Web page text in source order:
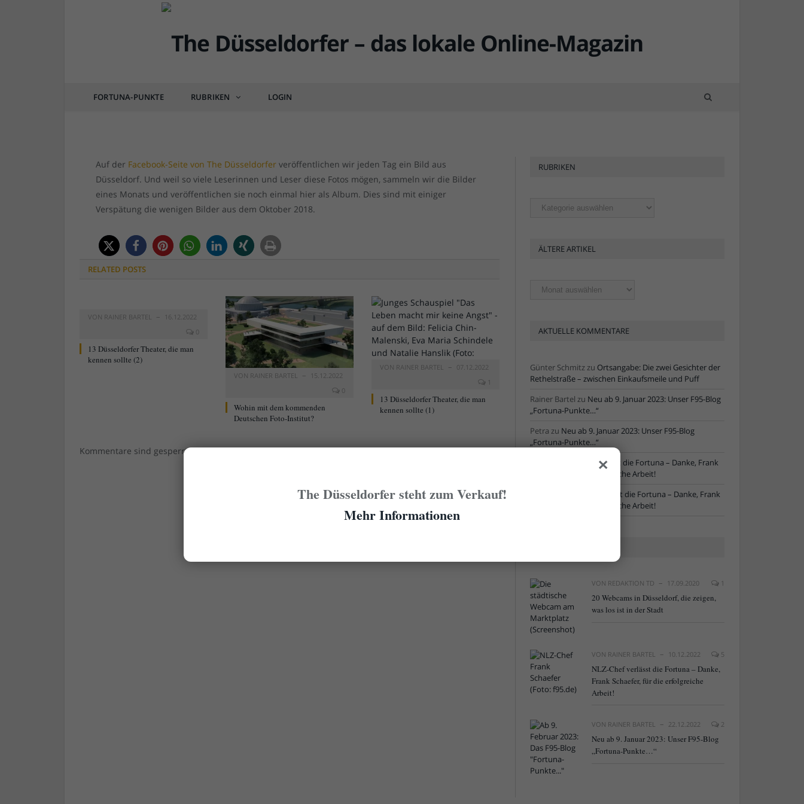
FORTUNA-PUNKTE RUBRIKEN LOGIN
Auf der Facebook-Seite von The Düsseldorfer veröffentlichen wir jeden Tag ein Bild aus
Düsseldorf. Und weil so viele Leserinnen und Leser diese Fotos mögen, sammeln wir die Bilder
eines Monats und veröffentlichen sie noch einmal hier als Album. Dies sind mit einiger
Verspätung die wenigen Bilder aus dem Oktober 2018.
RELATED POSTS
VON RAINER BARTEL
16.12.2022
0
13 Düsseldorfer Theater, die man
kennen sollte (2)
VON RAINER BARTEL
15.12.2022
0
Wohin mit dem kommenden
Deutschen Foto-Institut?
VON RAINER BARTEL
07.12.2022
1
13 Düsseldorfer Theater, die man
kennen sollte (1)
Kommentare sind gesperrt.
RUBRIKEN
Rubriken
ÄLTERE ARTIKEL
Ältere
AKTUELLE KOMMENTARE
Günter Schmitzzu Ortsangabe: Die zwei Gesichter der
Rethelstraße – zwischen Einkaufsmeile und Puff
Rainer Bartel zu Neu ab 9. Januar 2023: Unser F95-Blog
„Fortuna-Punkte…“
Petra zu Neu ab 9. Januar 2023: Unser F95-Blog
„Fortuna-Punkte…“
NLZ-Chef verlässt die Fortuna – Danke, Frank
Schaefer, für die erfolgreiche Arbeit!
NLZ-Chef verlässt die Fortuna – Danke, Frank
Schaefer, für die erfolgreiche Arbeit!
VON REDAKTION TD 17.09.2020 1
20 Webcams in Düsseldorf, die zeigen,
was los ist in der Stadt
VON RAINER BARTEL 10.12.2022 5
NLZ-Chef verlässt die Fortuna – Danke,
Frank Schaefer, für die erfolgreiche
Arbeit!
VON RAINER BARTEL 22.12.2022 2
Neu ab 9. Januar 2023: Unser F95-Blog
„Fortuna-Punkte…“
×
The Düsseldorfer steht zum Verkauf!
Mehr Informationen